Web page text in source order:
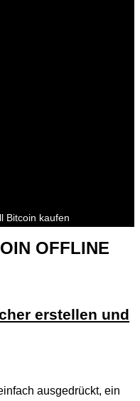
Bitcoin kaufen
OFFLINE
erstellen und
ausgedrückt, ein